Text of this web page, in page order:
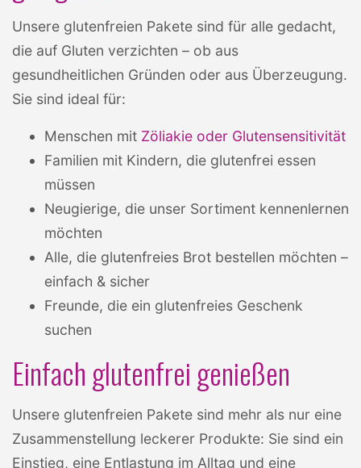
Unsere glutenfreien Pakete sind für alle gedacht,
die auf Gluten verzichten – ob aus
gesundheitlichen Gründen oder aus Überzeugung.
Sie sind ideal für:
Menschen mit Zöliakie oder Glutensensitivität
Familien mit Kindern, die glutenfrei essen
müssen
Neugierige, die unser Sortiment kennenlernen
möchten
Alle, die glutenfreies Brot bestellen möchten –
einfach & sicher
Freunde, die ein glutenfreies Geschenk
suchen
Einfach glutenfrei genießen
Unsere glutenfreien Pakete sind mehr als nur eine
Zusammenstellung leckerer Produkte: Sie sind ein
Einstieg, eine Entlastung im Alltag und eine